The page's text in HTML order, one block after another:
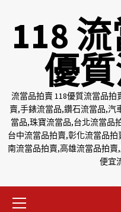
118
優
流當品拍賣 118優質流當品
賣,手錶流當品,鑽石流當品,汽
當品,珠寶流當品,台北流當品
台中流當品拍賣,彰化流當品
南流當品拍賣,高雄流當品拍
便宜
Menu